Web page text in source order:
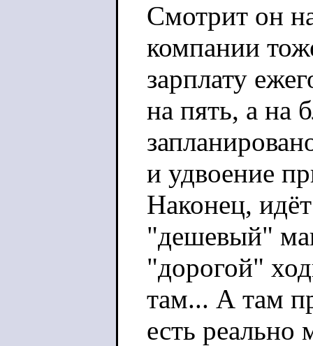
Смотрит он
компании
зарплату
на пять, а на
и удвоение
Наконец,
"дешевый"
"дорогой"
там... А там
есть